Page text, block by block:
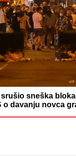
sneška
o davanju novca